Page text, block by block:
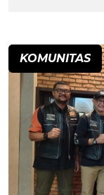
KOMUNITAS